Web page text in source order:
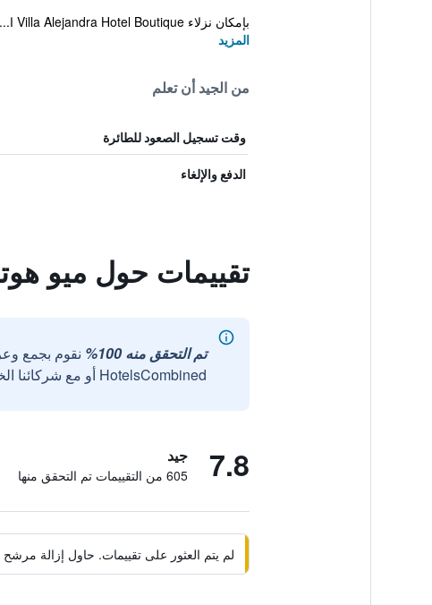
بإمكان نزلاء Villa Alejandra Hotel Boutique ا...
المزيد
من الجيد أن تعلم
وقت تسجيل الصعود للطائرة
الدفع والإلغاء
تقييمات حول ميو
تم التحقق منه 100%
نقوم بجمع
HotelsCombined أو مع شركائنا الخارجيين الموثوقين.
7.8 جيد
605 من التقييمات تم التحقق منها
لم يتم العثور على تقييمات. حاول إزالة